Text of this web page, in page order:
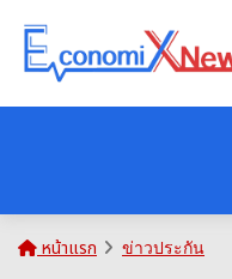
หน้าแรก ข่าวประกัน